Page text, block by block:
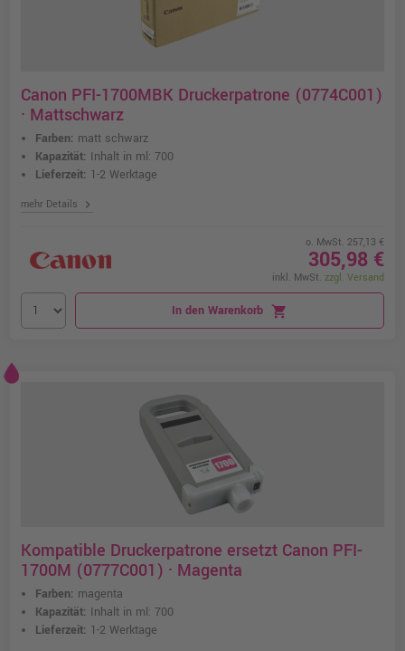
Canon PFI-1700MBK Druckerpatrone (0774C001)
· Mattschwarz
Farben: matt schwarz
Kapazität: Inhalt in ml: 700
Lieferzeit: 1-2 Werktage
mehr Details chevron_right
o. MwSt. 257,13 €
305,98 €
inkl. MwSt. zzgl. Versand
In den Warenkorb shopping_cart
Kompatible Druckerpatrone ersetzt Canon PFI-
1700M (0777C001) · Magenta
Farben: magenta
Kapazität: Inhalt in ml: 700
Lieferzeit: 1-2 Werktage